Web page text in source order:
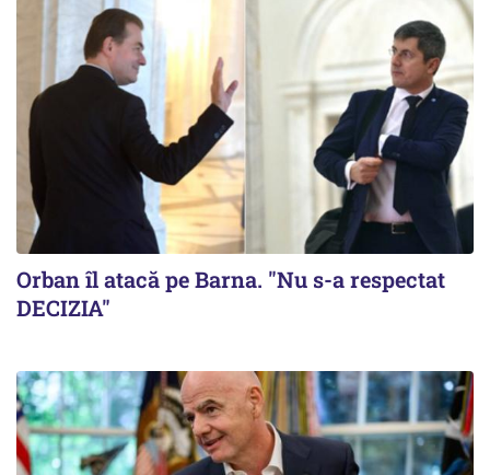
Orban îl atacă pe Barna. "Nu s-a respectat
DECIZIA"